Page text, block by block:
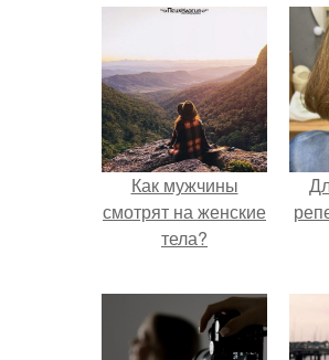
Как мужчины
смотрят на женские
тела?